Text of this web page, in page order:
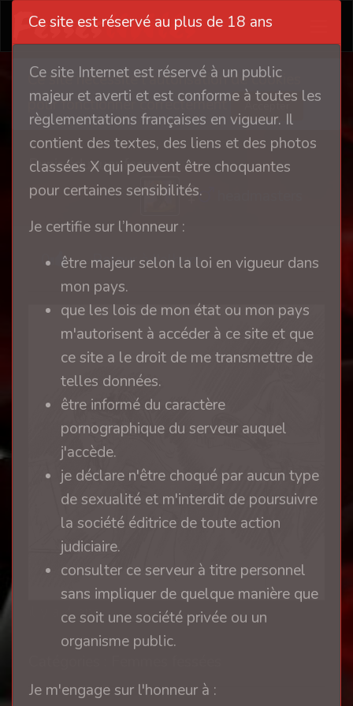
Ce site nécessite l'autorisation de cookies
pour fonctionner correctement
Accepter
Punir éduquer fesser
0 Retour à l'album
il y a 4 ans
Ce site est réservé au plus de 18 ans
Ce site Internet est réservé à un public
majeur et averti et est conforme à toutes les
règlementations françaises en vigueur. Il
contient des textes, des liens et des photos
classées X qui peuvent être choquantes
pour certaines sensibilités.
Je certifie sur l’honneur :
être majeur selon la loi en vigueur dans
mon pays.
que les lois de mon état ou mon pays
m'autorisent à accéder à ce site et que
ce site a le droit de me transmettre de
telles données.
être informé du caractère
pornographique du serveur auquel
j'accède.
je déclare n'être choqué par aucun type
de sexualité et m'interdit de poursuivre
la société éditrice de toute action
judiciaire.
consulter ce serveur à titre personnel
sans impliquer de quelque manière que
ce soit une société privée ou un
organisme public.
Je m'engage sur l'honneur à :